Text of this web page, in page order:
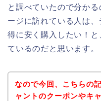
と調べていたので分か
ージに訪れている人は
得に安く購入したい！
ているのだと思います。
なので今回、こちらの
ャントのクーポンやキ